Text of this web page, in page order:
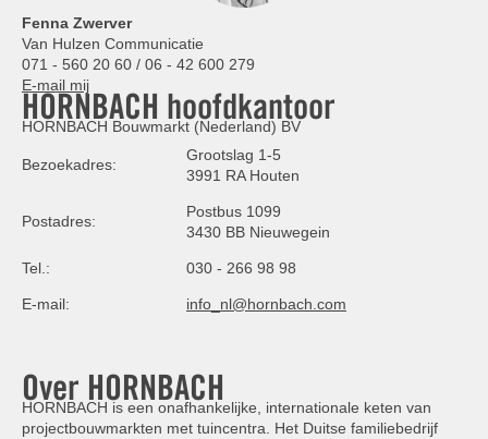
Fenna Zwerver
Van Hulzen Communicatie
071 - 560 20 60 / 06 - 42 600 279
E-mail mij
HORNBACH hoofdkantoor
HORNBACH Bouwmarkt (Nederland) BV
Bezoekadres:
Grootslag 1-5
3991 RA Houten
Postadres:
Postbus 1099
3430 BB Nieuwegein
Tel.: 030 - 266 98 98
E-mail: info_nl@hornbach.com
Over HORNBACH
HORNBACH is een onafhankelijke, internationale keten van
projectbouwmarkten met tuincentra. Het Duitse familiebedrijf